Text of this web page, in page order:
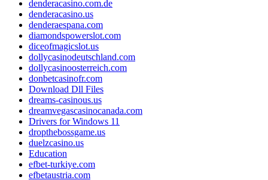
denderacasino.com.de
denderacasino.us
denderaespana.com
diamondspowerslot.com
diceofmagicslot.us
dollycasinodeutschland.com
dollycasinoosterreich.com
donbetcasinofr.com
Download Dll Files
dreams-casinous.us
dreamvegascasinocanada.com
Drivers for Windows 11
dropthebossgame.us
duelzcasino.us
Education
efbet-turkiye.com
efbetaustria.com